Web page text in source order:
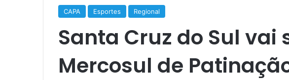
CAPA Esportes Regional
Santa Cruz do Sul vai
Mercosul de